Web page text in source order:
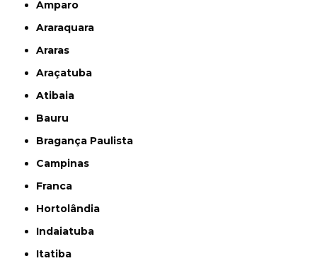
Amparo
Araraquara
Araras
Araçatuba
Atibaia
Bauru
Bragança Paulista
Campinas
Franca
Hortolândia
Indaiatuba
Itatiba